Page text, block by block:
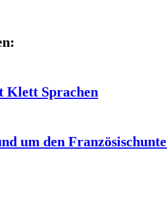
Klett Sprachen
um den